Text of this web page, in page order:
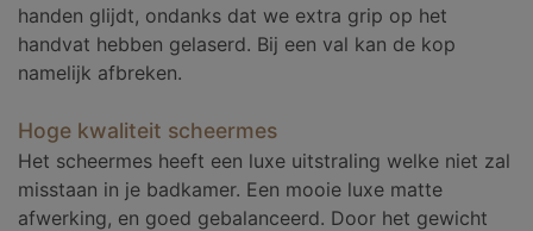
handen glijdt, ondanks dat we extra grip op het
handvat hebben gelaserd. Bij een val kan de kop
namelijk afbreken.
Hoge kwaliteit scheermes
Het scheermes heeft een luxe uitstraling welke niet zal
misstaan in je badkamer. Een mooie luxe matte
afwerking, en goed gebalanceerd. Door het gewicht